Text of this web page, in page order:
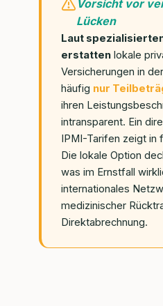
Vorsicht vor
Lücken
Laut
erstatten lokale
Versicherungen in
häufig nur
ihren
intransparent. Ein
IPMI-Tarifen zeigt in
Die lokale Option
was im Ernstfall
internationales
medizinischer
Direktabrechnung.